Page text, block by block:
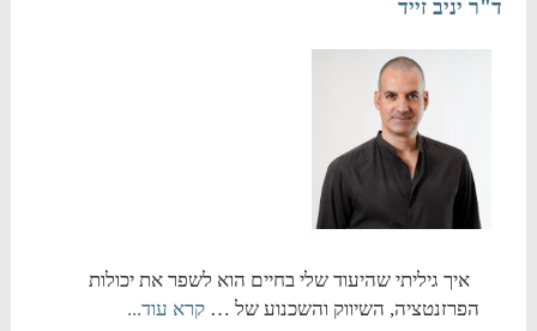
ד"ר יניב זייד
איך גיליתי שהיעוד שלי בחיים הוא לשפר את יכולות
הפרזנטציה, השיווק והשכנוע של … קרא עוד...